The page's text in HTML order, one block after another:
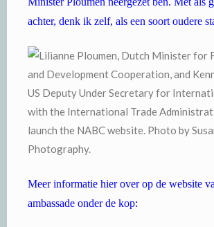
achter, denk ik zelf, als een soort oudere
Meer informatie hier over op de website
ambassade onder de kop: